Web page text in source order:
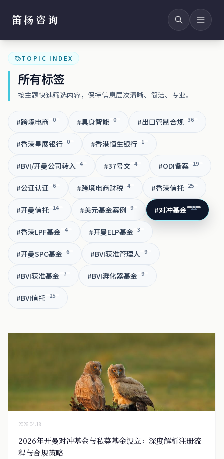
笛杨咨询
TOPIC INDEX
所有标签
按主题快速筛选内容，保持信息层次清晰、简洁、专业。
#跨境电商 0 #具身智能 0 #出口管制合规 36
#香港星展银行 0 #香港恒生银行 1
#BVI/开曼公司转入 4 #37号文 4 #ODI备案 19
#公证认证 6 #跨境电商财税 4 #香港信托 25
#开曼信托 14 #美元基金案例 9 #对冲基金 11
#香港LPF基金 4 #开曼ELP基金 3
#开曼SPC基金 6 #BVI获准管理人 9
#BVI获准基金 7 #BVI孵化器基金 9
#BVI信托 25
2026.04.18
2026年开曼对冲基金与私募基金设立：深度解析注册流
程与合规策略